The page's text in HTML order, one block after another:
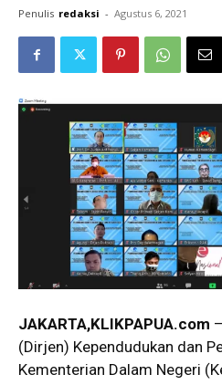
Penulis redaksi - Agustus 6, 2021
JAKARTA,KLIKPAPUA.com
(Dirjen) Kependudukan dan
Kementerian Dalam Negeri